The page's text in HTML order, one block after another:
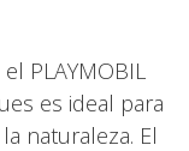
PLAYMOBIL
es ideal para
naturaleza. El